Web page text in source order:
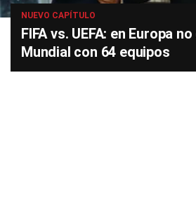
NUEVO CAPÍTULO
FIFA vs. UEFA: en Europa
Mundial con 64 equipos